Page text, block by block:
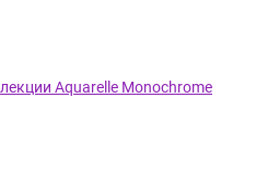
Aquarelle Monochrome